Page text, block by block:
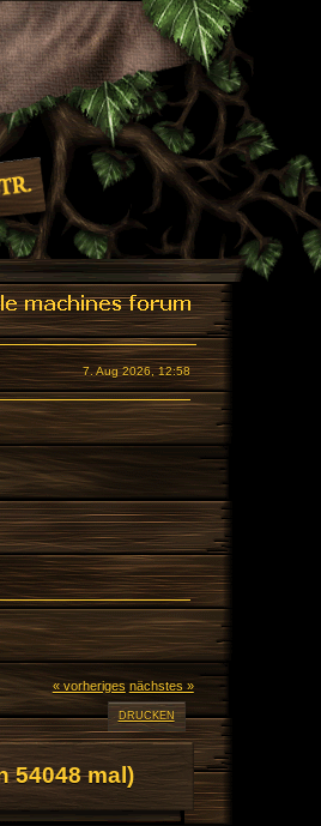
7. Aug 2026, 12:58
« vorheriges nächstes »
DRUCKEN
54048 mal)